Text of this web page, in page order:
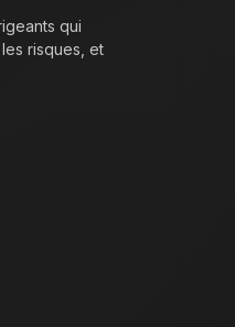
qui
risques, et